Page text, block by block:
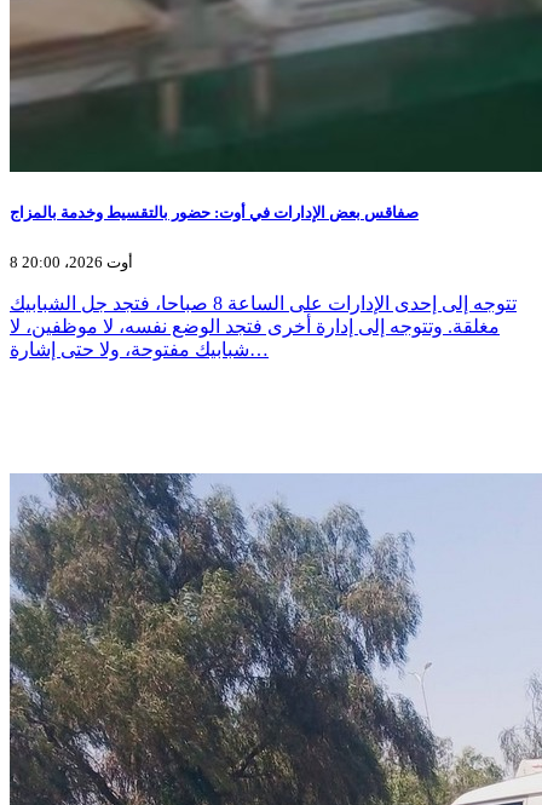
صفاقس بعض الإدارات في أوت: حضور بالتقسيط وخدمة بالمزاج
8 أوت 2026، 20:00
تتوجه إلى إحدى الإدارات على الساعة 8 صباحا، فتجد جل الشبابيك
مغلقة. وتتوجه إلى إدارة أخرى فتجد الوضع نفسه، لا موظفين، لا
شبابيك مفتوحة، ولا حتى إشارة…